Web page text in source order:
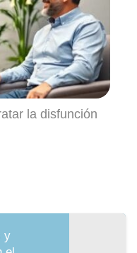
la disfunción
y